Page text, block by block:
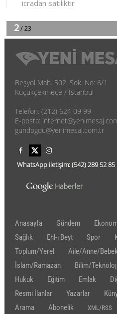
Beşyol Mah. 502. Sok. No: 6/1
Küçükçekmece / İstanbul
Telefon: (212) 624 09 99
E-posta:
gundogdu@yenimesaj.com.tr
WhatsApp iletişim:(542)289 52 85
Anasayfa Gündem
Sağlık
Ehl-i Beyt Spor
Toplum/Yerel
Aile/Anne/
İslam/Ramazan
Bilim/
Hukuk
Eğitim Emlak
Resmi İlanlar
Yazarlar
Arama
Abonelik XML/RSS